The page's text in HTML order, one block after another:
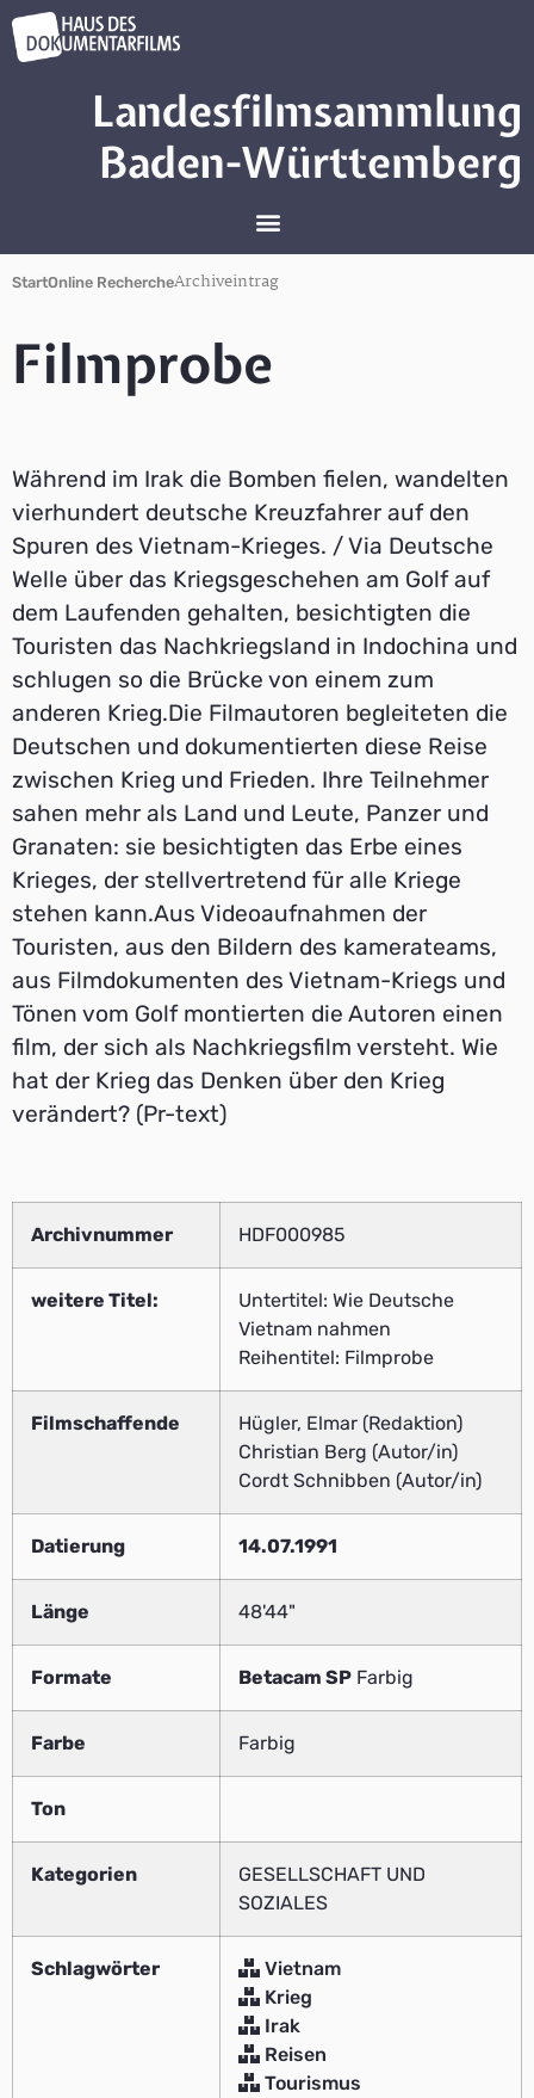
Landesfilmsammlung
Baden-Württemberg
StartOnline RechercheArchiveintrag
Filmprobe
Während im Irak die Bomben fielen, wandelten
vierhundert deutsche Kreuzfahrer auf den
Spuren des Vietnam-Krieges. / Via Deutsche
Welle über das Kriegsgeschehen am Golf auf
dem Laufenden gehalten, besichtigten die
Touristen das Nachkriegsland in Indochina und
schlugen so die Brücke von einem zum
anderen Krieg.Die Filmautoren begleiteten die
Deutschen und dokumentierten diese Reise
zwischen Krieg und Frieden. Ihre Teilnehmer
sahen mehr als Land und Leute, Panzer und
Granaten: sie besichtigten das Erbe eines
Krieges, der stellvertretend für alle Kriege
stehen kann.Aus Videoaufnahmen der
Touristen, aus den Bildern des kamerateams,
aus Filmdokumenten des Vietnam-Kriegs und
Tönen vom Golf montierten die Autoren einen
film, der sich als Nachkriegsfilm versteht. Wie
hat der Krieg das Denken über den Krieg
verändert? (Pr-text)
Archivnummer HDF000985
weitere Titel:
Untertitel: Wie Deutsche
Vietnam nahmen
Reihentitel: Filmprobe
Filmschaffende
Hügler, Elmar (Redaktion)
Christian Berg (Autor/in)
Cordt Schnibben (Autor/in)
Datierung 14.07.1991
Länge 48'44"
Formate Betacam SP Farbig
Farbe Farbig
Ton
Kategorien
GESELLSCHAFT UND
SOZIALES
Schlagwörter
Vietnam
Krieg
Irak
Reisen
Tourismus